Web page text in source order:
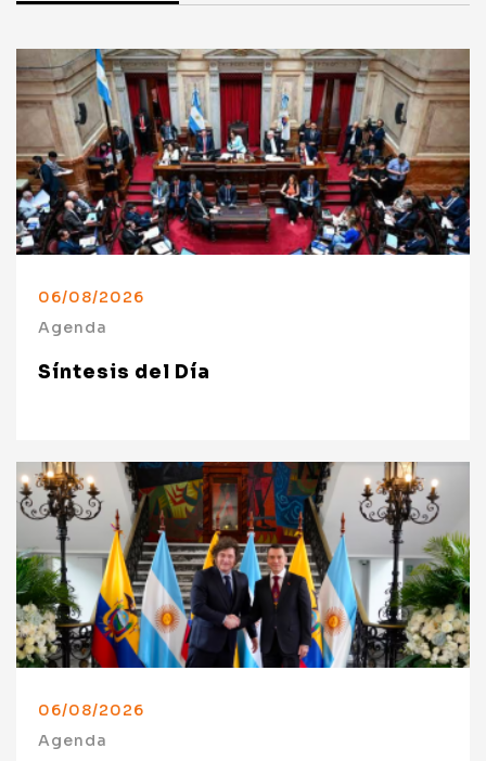
06/08/2026
Agenda
Síntesis del Día
06/08/2026
Agenda